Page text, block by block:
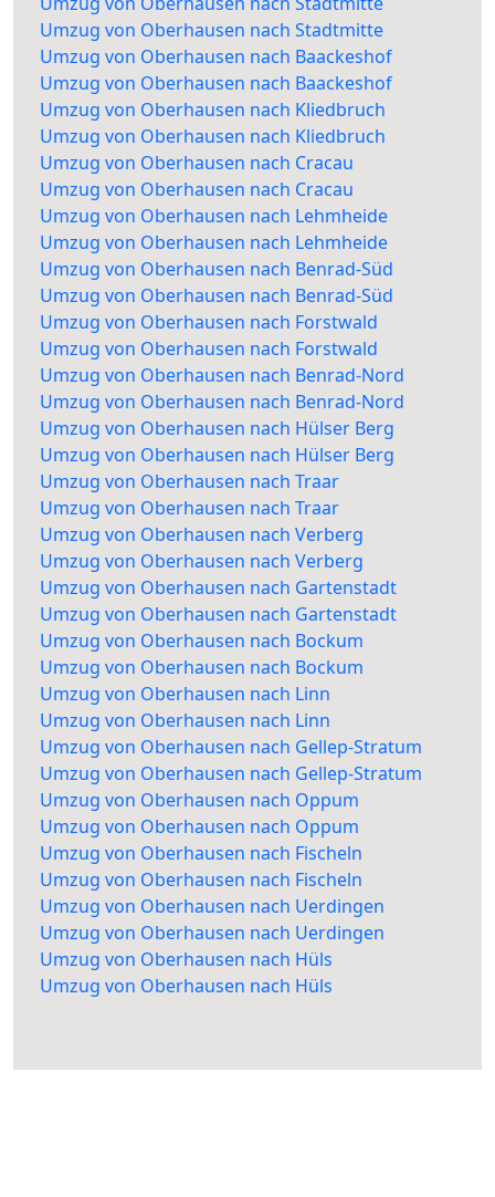
Umzug von Oberhausen nach Stadtmitte
Umzug von Oberhausen nach Baackeshof
Umzug von Oberhausen nach Baackeshof
Umzug von Oberhausen nach Kliedbruch
Umzug von Oberhausen nach Kliedbruch
Umzug von Oberhausen nach Cracau
Umzug von Oberhausen nach Cracau
Umzug von Oberhausen nach Lehmheide
Umzug von Oberhausen nach Lehmheide
Umzug von Oberhausen nach Benrad-Süd
Umzug von Oberhausen nach Benrad-Süd
Umzug von Oberhausen nach Forstwald
Umzug von Oberhausen nach Forstwald
Umzug von Oberhausen nach Benrad-Nord
Umzug von Oberhausen nach Benrad-Nord
Umzug von Oberhausen nach Hülser Berg
Umzug von Oberhausen nach Hülser Berg
Umzug von Oberhausen nach Traar
Umzug von Oberhausen nach Traar
Umzug von Oberhausen nach Verberg
Umzug von Oberhausen nach Verberg
Umzug von Oberhausen nach Gartenstadt
Umzug von Oberhausen nach Gartenstadt
Umzug von Oberhausen nach Bockum
Umzug von Oberhausen nach Bockum
Umzug von Oberhausen nach Linn
Umzug von Oberhausen nach Linn
Umzug von Oberhausen nach Gellep-Stratum
Umzug von Oberhausen nach Gellep-Stratum
Umzug von Oberhausen nach Oppum
Umzug von Oberhausen nach Oppum
Umzug von Oberhausen nach Fischeln
Umzug von Oberhausen nach Fischeln
Umzug von Oberhausen nach Uerdingen
Umzug von Oberhausen nach Uerdingen
Umzug von Oberhausen nach Hüls
Umzug von Oberhausen nach Hüls